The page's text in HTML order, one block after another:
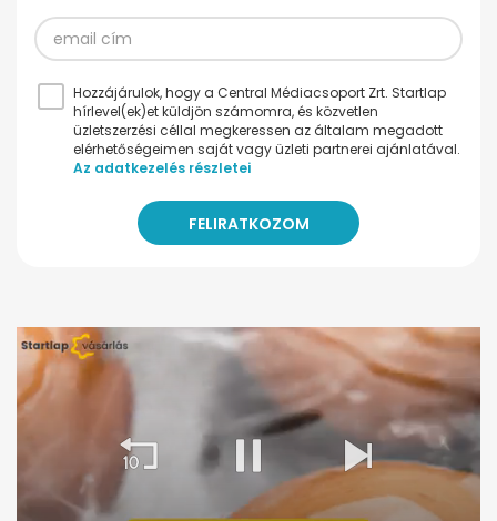
Hozzájárulok, hogy a Central Médiacsoport Zrt. Startlap
hírlevel(ek)et küldjön számomra, és közvetlen
üzletszerzési céllal megkeressen az általam megadott
elérhetőségeimen saját vagy üzleti partnerei ajánlatával.
Az adatkezelés részletei